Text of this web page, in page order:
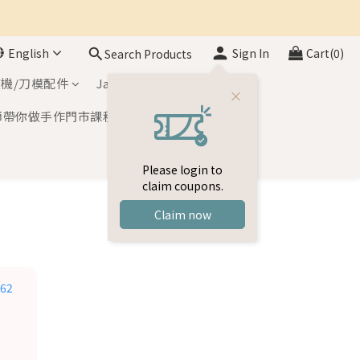
English Search Products Sign In
Please login to
claim coupons.
Claim now
Cart(0)
/刀模配件
Japan Inks
你做手作門市課程